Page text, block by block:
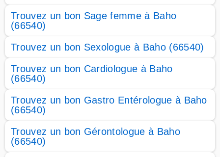
Trouvez un bon Sage femme à Baho
(66540)
Trouvez un bon Sexologue à Baho (66540)
Trouvez un bon Cardiologue à Baho
(66540)
Trouvez un bon Gastro Entérologue à Baho
(66540)
Trouvez un bon Gérontologue à Baho
(66540)